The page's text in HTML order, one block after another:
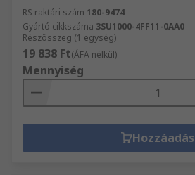
RS raktári szám 180-9474
Gyártó cikkszáma 3SU1000-4FF11-0AA0
Részösszeg (1 egység)
19 838 Ft(ÁFA nélkül)
Mennyiség
Hozzáadás